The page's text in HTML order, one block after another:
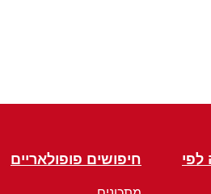
לפי
חיפושים פופולאריים